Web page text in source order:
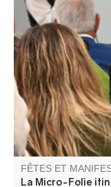
La Micro-Folie
à Barrême ! La
espace de réalité
Une
petits et grands.
FÊTES ET
La Micro-Folie